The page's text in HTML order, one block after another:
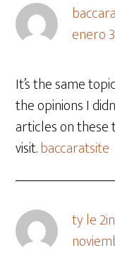
enero
It’s the same
the opinions I
articles on
visit.baccaratsite
ty le